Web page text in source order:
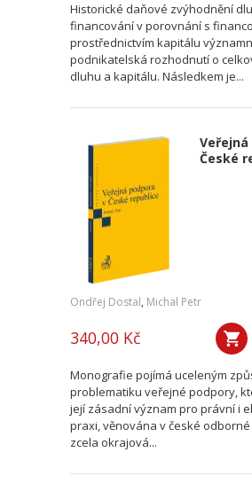
Historické daňové zvýhodnění
financování v porovnání s
prostřednictvím kapitálu
podnikatelská rozhodnutí o
dluhu a kapitálu. Následkem je...
České
Ondřej Dostal, Michal Petr
340,00 Kč
Monografie pojímá uceleným
problematiku veřejné podpory,
její zásadní význam pro právní i
praxi, věnována v české
zcela okrajová...